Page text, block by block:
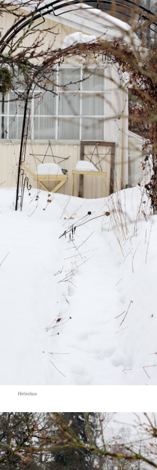
Helmikuu